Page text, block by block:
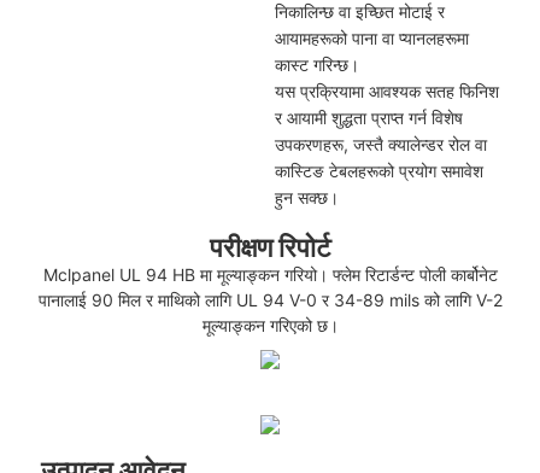
निकालिन्छ वा इच्छित मोटाई र
आयामहरूको पाना वा प्यानलहरूमा
कास्ट गरिन्छ।
यस प्रक्रियामा आवश्यक सतह फिनिश
र आयामी शुद्धता प्राप्त गर्न विशेष
उपकरणहरू, जस्तै क्यालेन्डर रोल वा
कास्टिङ टेबलहरूको प्रयोग समावेश
हुन सक्छ।
परीक्षण रिपोर्ट
Mclpanel UL 94 HB मा मूल्याङ्कन गरियो। फ्लेम रिटार्डन्ट पोली कार्बोनेट
पानालाई 90 मिल र माथिको लागि UL 94 V-0 र 34-89 mils को लागि V-2
मूल्याङ्कन गरिएको छ।